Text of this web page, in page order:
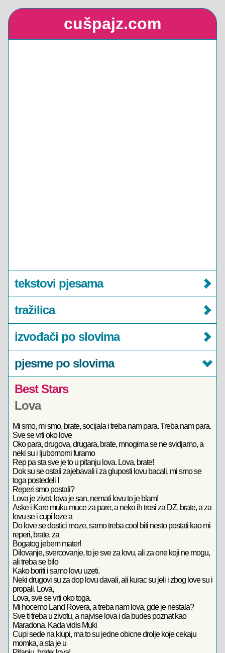
cušpajz.com
tekstovi pjesama
tražilica
izvođači po slovima
pjesme po slovima
Best Stars
Lova
Mi smo, mi smo, brate, socijala i treba nam para. Treba nam para.
Sve se vrti oko love
Oko para, drugova, drugara, brate, mnogima se ne svidjamo, a
neki su i ljubomorni furamo
Rep pa sta sve je to u pitanju lova. Lova, brate!
Dok su se ostali zajebavali i za gluposti lovu bacali, mi smo se
toga postedeli I
Reperi smo postali?
Lova je zivot, lova je san, nemati lovu to je blam!
Aske i Kare muku muce za pare, a neko ih trosi za DZ, brate, a za
lovu se i cupi loze a
Do love se dostici moze, samo treba cool biti nesto postati kao mi
reperi, brate, za
Bogatog jebem mater!
Dilovanje, svercovanje, to je sve za lovu, ali za one koji ne mogu,
ali treba se bilo
Kako boriti i samo lovu uzeti.
Neki drugovi su za dop lovu davali, ali kurac su jeli i zbog love su i
propali. Lova,
Lova, sve se vrti oko toga.
Mi hocemo Land Rovera, a treba nam lova, gde je nestala?
Sve ti treba u zivotu, a najvise lova i da budes poznat kao
Maradona. Kada vidis Muki
Cupi sede na klupi, ma to su jedne obicne drolje koje cekaju
momka, a sta je u